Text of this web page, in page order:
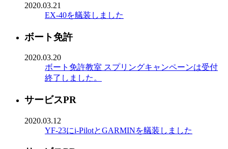
2020.03.21
EX-40を艤装しました
ボート免許
2020.03.20
ボート免許教室 スプリングキャンペーンは受付
終了しました。
サービスPR
2020.03.12
YF-23にi-PilotとGARMINを艤装しました